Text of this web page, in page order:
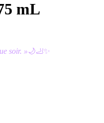
mL
soir. »🌙🦶✨